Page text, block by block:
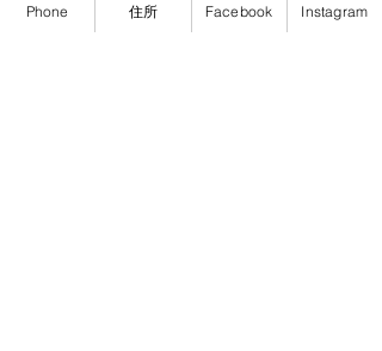
Phone 住所 Facebook Instagram